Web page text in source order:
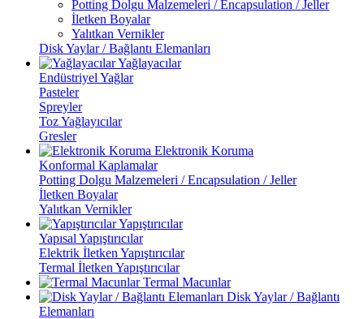
Potting Dolgu Malzemeleri / Encapsulation / Jeller
İletken Boyalar
Yalıtkan Vernikler
Disk Yaylar / Bağlantı Elemanları
Yağlayacılar
Endüstriyel Yağlar
Pasteler
Spreyler
Toz Yağlayıcılar
Gresler
Elektronik Koruma
Konformal Kaplamalar
Potting Dolgu Malzemeleri / Encapsulation / Jeller
İletken Boyalar
Yalıtkan Vernikler
Yapıştırıcılar
Yapısal Yapıştırıcılar
Elektrik İletken Yapıştırıcılar
Termal İletken Yapıştırıcılar
Termal Macunlar
Disk Yaylar / Bağlantı
Elemanları